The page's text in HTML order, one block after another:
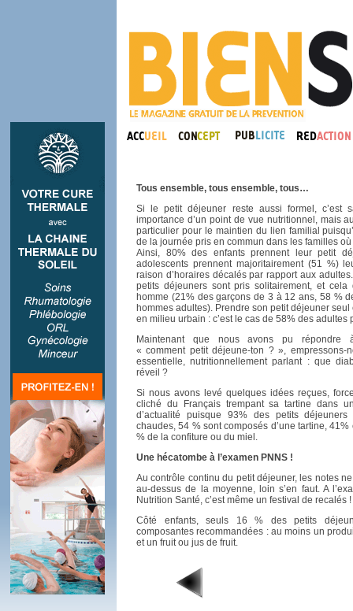
Tous ensemble, tous ensemble, tous…
Si le petit déjeuner reste aussi formel, c’est
importance d’un point de vue nutritionnel, mais
particulier pour le maintien du lien familial
de la journée pris en commun dans les familles
Ainsi, 80% des enfants prennent leur petit
adolescents prennent majoritairement (51 %)
raison d’horaires décalés par rapport aux
petits déjeuners sont pris solitairement, et cela
homme (21% des garçons de 3 à 12 ans, 58 %
hommes adultes). Prendre son petit déjeuner
en milieu urbain : c’est le cas de 58% des adultes
Maintenant que nous avons pu répondre à
« comment petit déjeune-ton ? »,
essentielle, nutritionnellement parlant : que
réveil ?
Si nous avons levé quelques idées reçues,
cliché du Français trempant sa tartine dans
d’actualité puisque 93% des petits
chaudes, 54 % sont composés d’une tartine,
% de la confiture ou du miel.
Une hécatombe à l’examen PNNS !
Au contrôle continu du petit déjeuner, les notes
au-dessus de la moyenne, loin s’en faut. A
Nutrition Santé, c’est même un festival de recalés !
Côté enfants, seuls 16 % des petits
composantes recommandées : au moins un
et un fruit ou jus de fruit.